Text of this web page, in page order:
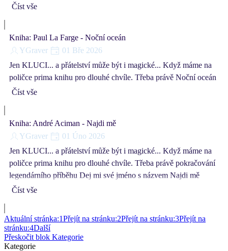
Číst vše
Kniha: Paul La Farge - Noční oceán
YGraver
01 Bře 2026
Jen KLUCI... a přátelství může být i magické... Když máme na
poličce prima knihu pro dlouhé chvíle. Třeba právě Noční oceán
Číst vše
Kniha: André Aciman - Najdi mě
YGraver
01 Úno 2026
Jen KLUCI... a přátelství může být i magické... Když máme na
poličce prima knihu pro dlouhé chvíle. Třeba právě pokračování
legendárního příběhu Dej mi své jméno s názvem Najdi mě
Číst vše
Aktuální stránka:1Přejít na stránku:2Přejít na stránku:3Přejít na
stránku:4Další
Přeskočit blok Kategorie
Kategorie